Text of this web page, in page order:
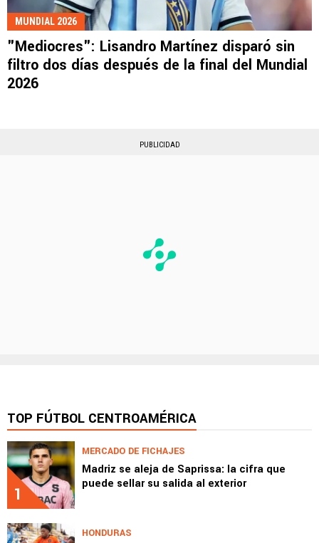
MUNDIAL 2026
"Mediocres": Lisandro Martínez disparó sin
filtro dos días después de la final del Mundial
2026
PUBLICIDAD
TOP FÚTBOL CENTROAMÉRICA
1
MERCADO DE FICHAJES
Madriz se aleja de Saprissa: la cifra que
puede sellar su salida al exterior
HONDURAS